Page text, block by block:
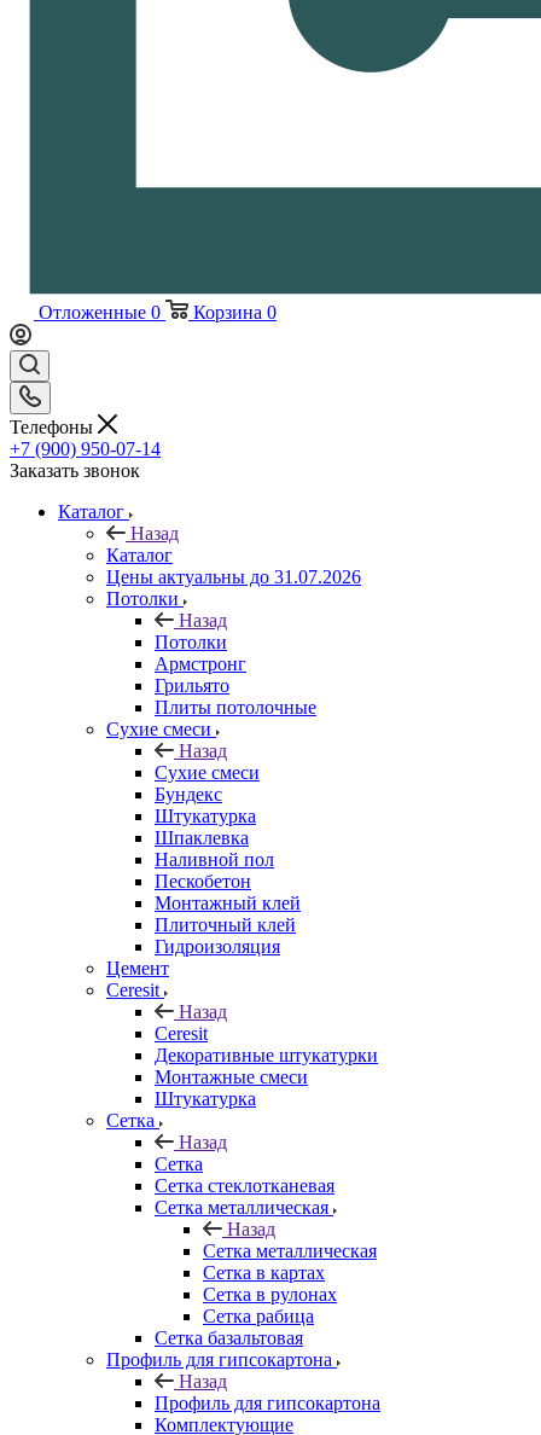
Отложенные 0 Корзина 0
Телефоны
+7 (900) 950-07-14
Заказать звонок
Каталог
Назад
Каталог
Цены актуальны до 31.07.2026
Потолки
Назад
Потолки
Армстронг
Грильято
Плиты потолочные
Сухие смеси
Назад
Сухие смеси
Бундекс
Штукатурка
Шпаклевка
Наливной пол
Пескобетон
Монтажный клей
Плиточный клей
Гидроизоляция
Цемент
Ceresit
Назад
Ceresit
Декоративные штукатурки
Монтажные смеси
Штукатурка
Сетка
Назад
Сетка
Сетка стеклотканевая
Сетка металлическая
Назад
Сетка металлическая
Сетка в картах
Сетка в рулонах
Сетка рабица
Сетка базальтовая
Профиль для гипсокартона
Назад
Профиль для гипсокартона
Комплектующие